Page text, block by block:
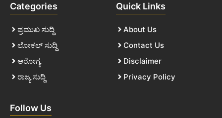
Categories
ಪ್ರಮುಖ ಸುದ್ದಿ
ಲೋಕಲ್ ಸುದ್ದಿ
ಆರೋಗ್ಯ
ರಾಜ್ಯ ಸುದ್ದಿ
Quick Links
About Us
Contact Us
Disclaimer
Privacy Policy
Follow Us